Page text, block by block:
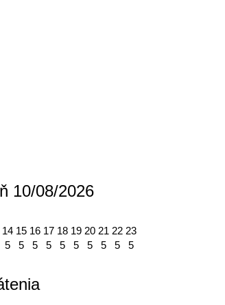
10/08/2026
14 15 16 17 18 19 20 21 22 23
5 5 5 5 5 5 5 5 5 5